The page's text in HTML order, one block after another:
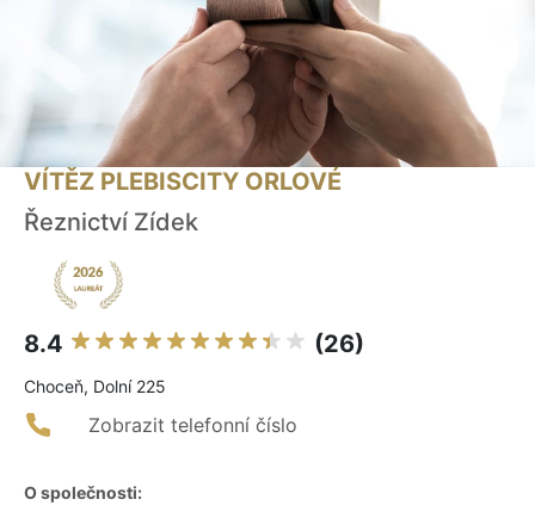
VÍTĚZ PLEBISCITY ORLOVÉ
Řeznictví Zídek
8.4 (26)
Choceň, Dolní 225
Zobrazit telefonní číslo
O společnosti: